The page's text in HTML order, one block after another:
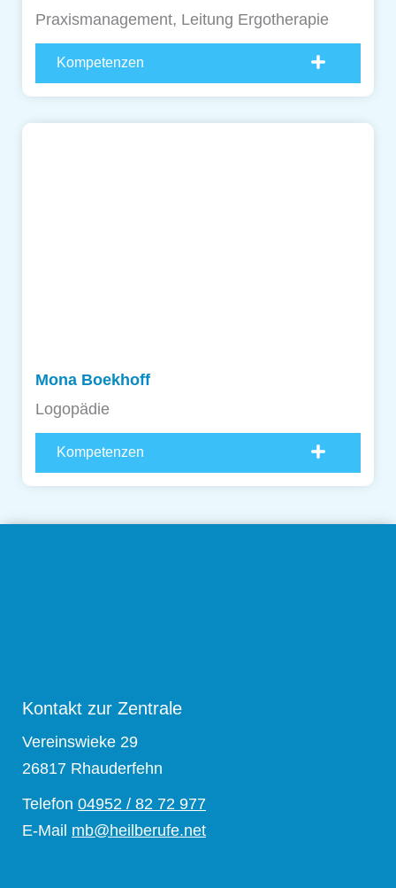
Praxismanagement, Leitung Ergotherapie
Kompetenzen
Mona Boekhoff
Logopädie
Kompetenzen
Kontakt zur Zentrale
Vereinswieke 29
26817 Rhauderfehn
Telefon 04952 / 82 72 977
E-Mail mb@heilberufe.net